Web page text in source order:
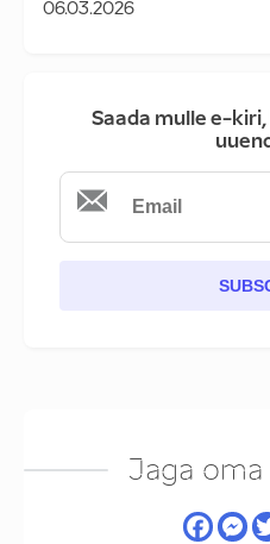
06.03.2026
Saada mulle e-
Jaga